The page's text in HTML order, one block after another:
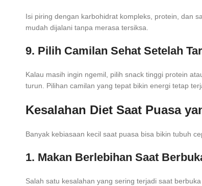
Isi piring dengan karbohidrat kompleks, protein, dan
mudah dijalani tanpa merasa tersiksa.
9. Pilih Camilan Sehat Setelah
Kalau masih ingin ngemil, pilih snack tinggi protein
turun. Pilihan camilan yang tepat bikin energi tetap
Kesalahan Diet Saat Puasa
Banyak kebiasaan kecil saat puasa bisa bikin tubuh
1. Makan Berlebihan Saat
Salah satu kesalahan yang sering terjadi saat